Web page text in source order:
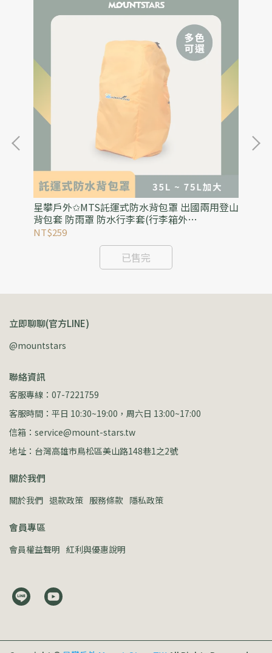
星攀戶外✩MTS託運式防水背包罩 出國兩用登山
背包套 防雨罩 防水行李套(行李箱外
罩)35L~75L加大防水背包防雨罩
NT$259
已售完
立即聊聊(官方LINE)
@mountstars
聯絡資訊
客服專線：07-7221759
客服時間：平日 10:30~19:00，周六日 13:00~17:00
信箱：service@mount-stars.tw
地址：台灣高雄市鳥松區美山路148巷1之2號
關於我們
關於我們 退款政策 服務條款 隱私政策
會員專區
會員權益聲明 紅利與優惠說明